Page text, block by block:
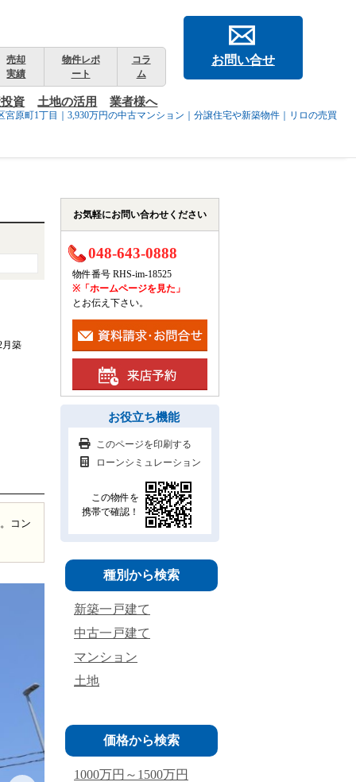
原町1丁目｜3,930万円の中古マンション｜分譲住宅や新築物件｜リロの売買
売却
実績
物件レポ
ート
コラ
ム
資 土地の活用 業者様へ
お問い合せ
月築
コン
お気軽にお問い合わせください
048-643-0888
物件番号 RHS-im-18525
※「ホームページを見た」
とお伝え下さい。
お役立ち機能
このページを印刷する
ローンシミュレーション
この物件を
携帯で確認！
種別から検索
新築一戸建て
中古一戸建て
マンション
土地
価格から検索
1000万円～1500万円